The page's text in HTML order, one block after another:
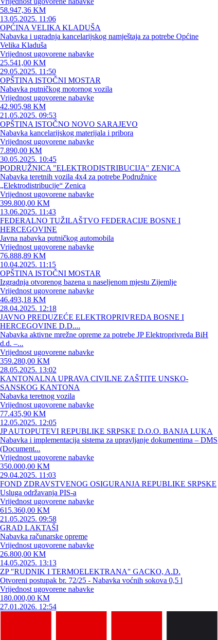
58.947,36 KM
13.05.2025. 11:06
OPĆINA VELIKA KLADUŠA
Nabavka i ugradnja kancelarijskog namještaja za potrebe Općine
Velika Kladuša
Vrijednost ugovorene nabavke
25.541,00 KM
29.05.2025. 11:50
OPŠTINA ISTOČNI MOSTAR
Nabavka putničkog motornog vozila
Vrijednost ugovorene nabavke
42.905,98 KM
21.05.2025. 09:53
OPŠTINA ISTOČNO NOVO SARAJEVO
Nabavka kancelarijskog materijala i pribora
Vrijednost ugovorene nabavke
7.890,00 KM
30.05.2025. 10:45
PODRUŽNICA "ELEKTRODISTRIBUCIJA" ZENICA
Nabavka teretnih vozila 4x4 za potrebe Podružnice
„Elektrodistribucije“ Zenica
Vrijednost ugovorene nabavke
399.800,00 KM
13.06.2025. 11:43
FEDERALNO TUŽILAŠTVO FEDERACIJE BOSNE I
HERCEGOVINE
Javna nabavka putničkog automobila
Vrijednost ugovorene nabavke
76.888,89 KM
10.04.2025. 11:15
OPŠTINA ISTOČNI MOSTAR
Izgradnja otvorenog bazena u naseljenom mjestu Zijemlje
Vrijednost ugovorene nabavke
46.493,18 KM
28.04.2025. 12:18
JAVNO PREDUZEĆE ELEKTROPRIVREDA BOSNE I
HERCEGOVINE D.D....
Nabavka aktivne mrežne opreme za potrebe JP Elektroprivreda BiH
d.d. –...
Vrijednost ugovorene nabavke
359.280,00 KM
28.05.2025. 13:02
KANTONALNA UPRAVA CIVILNE ZAŠTITE UNSKO-
SANSKOG KANTONA
Nabavka teretnog vozila
Vrijednost ugovorene nabavke
77.435,90 KM
12.05.2025. 12:05
JP AUTOPUTEVI REPUBLIKE SRPSKE D.O.O. BANJA LUKA
Nabavka i implementacija sistema za upravljanje dokumentima – DMS
(Document...
Vrijednost ugovorene nabavke
350.000,00 KM
29.04.2025. 11:03
FOND ZDRAVSTVENOG OSIGURANJA REPUBLIKE SRPSKE
Usluga održavanja PIS-a
Vrijednost ugovorene nabavke
615.360,00 KM
21.05.2025. 09:58
GRAD LAKTAŠI
Nabavka računarske opreme
Vrijednost ugovorene nabavke
26.800,00 KM
14.05.2025. 13:13
ZP "RUDNIK I TERMOELEKTRANA" GACKO, A.D.
Otvoreni postupak br. 72/25 - Nabavka voćnih sokova 0,5 l
Vrijednost ugovorene nabavke
180.000,00 KM
27.01.2026. 12:54